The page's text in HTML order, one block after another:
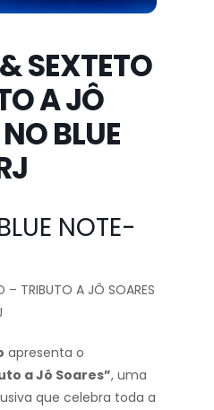
SEXTETO
A JÔ
BLUE
NOTE-
– TRIBUTO A JÔ SOARES
apresenta o
a Jô Soares”, uma
que celebra toda a